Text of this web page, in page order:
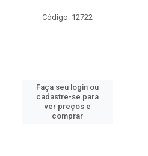
Código: 12722
Faça seu login ou
cadastre-se para
ver preços e
comprar